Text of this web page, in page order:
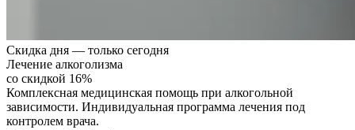
Скидка дня — только сегодня
Лечение алкоголизма
со скидкой 16%
Комплексная медицинская помощь при алкогольной
зависимости. Индивидуальная программа лечения под
контролем врача.